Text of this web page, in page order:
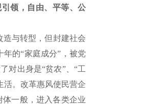
领，自由、平等、公
与转型，但封建社会
的“家庭成分”，被党
对出身是“贫农”、“工
活。改革惠风使民营企
一般，进入各类企业